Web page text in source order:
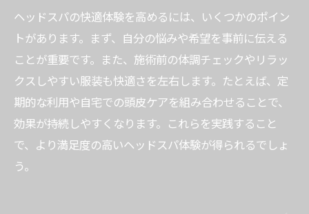
快適なヘッドスパ習慣が健康維持に与える
影響
ヘッドスパ快適体験を継続するためのポイ
ント
ヘッドスパは安全？リスクと対策を知る
ヘッドスパ快適体験と安全性を両立するポ
イント
ヘッドスパの快適体験を高めるには、いくつかのポイン
トがあります。まず、自分の悩みや希望を事前に伝える
ことが重要です。また、施術前の体調チェックやリラッ
クスしやすい服装も快適さを左右します。たとえば、定
期的な利用や自宅での頭皮ケアを組み合わせることで、
効果が持続しやすくなります。これらを実践すること
で、より満足度の高いヘッドスパ体験が得られるでしょ
う。